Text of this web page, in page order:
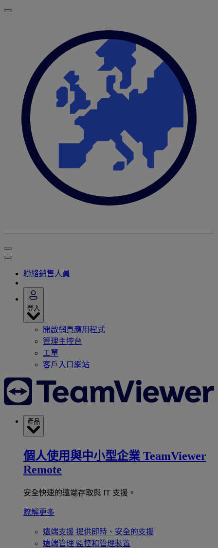
聯絡銷售人員
登入
開啟網頁應用程式
管理主控台
工單
客戶入口網站
產品
個人使用與中小型企業 TeamViewer
Remote
安全快速的遠端存取與 IT 支援。
瞭解更多
遠端支援 提供即時、安全的支援
遠端管理 監控和管理裝置